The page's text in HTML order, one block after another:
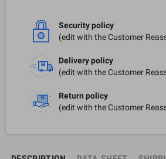
Security policy
(edit with the Customer
Delivery policy
(edit with the Customer
Return policy
(edit with the Customer